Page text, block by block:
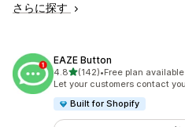
さらに探す
EAZE Button
4.85つ星中
(142)
合計レビュー数：142件
•Free plan available
Let your customers contact
Built for Shopify